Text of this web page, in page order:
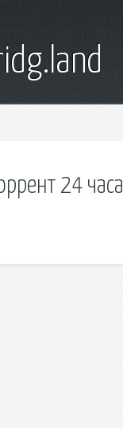
24 часа